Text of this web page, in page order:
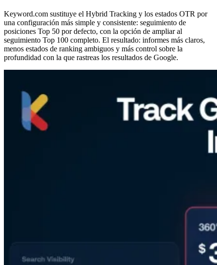
Keyword.com sustituye el Hybrid Tracking y los estados OTR por
una configuración más simple y consistente: seguimiento de
posiciones Top 50 por defecto, con la opción de ampliar al
seguimiento Top 100 completo. El resultado: informes más claros,
menos estados de ranking ambiguos y más control sobre la
profundidad con la que rastreas los resultados de Google.